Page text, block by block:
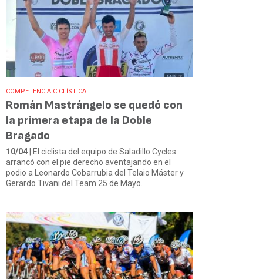
COMPETENCIA CICLÍSTICA
Román Mastrángelo se quedó con
la primera etapa de la Doble
Bragado
10/04 | El ciclista del equipo de Saladillo Cycles
arrancó con el pie derecho aventajando en el
podio a Leonardo Cobarrubia del Telaio Máster y
Gerardo Tivani del Team 25 de Mayo.